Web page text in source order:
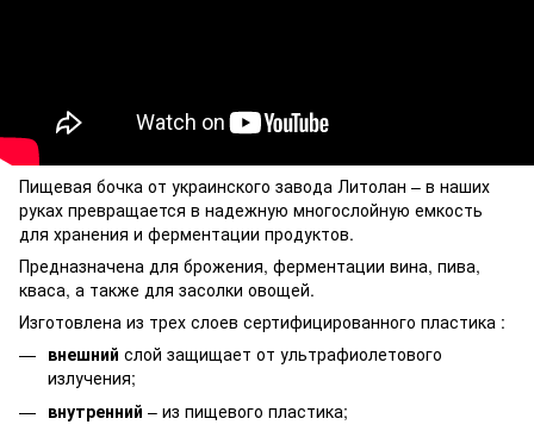
Пищевая бочка от украинского завода Литолан – в наших
руках превращается в надежную многослойную емкость
для хранения и ферментации продуктов.
Предназначена для брожения, ферментации вина, пива,
кваса, а также для засолки овощей.
Изготовлена из трех слоев сертифицированного пластика :
внешний слой защищает от ультрафиолетового
излучения;
внутренний – из пищевого пластика;